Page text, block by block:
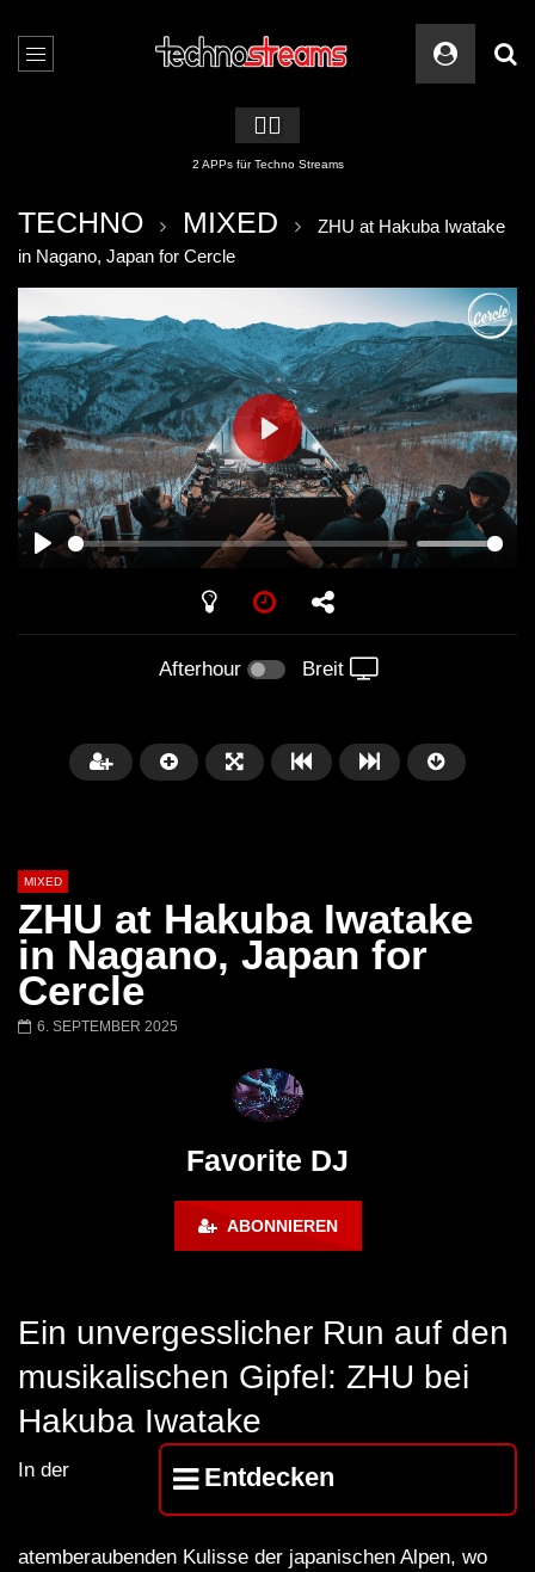
🏳️‍🌈
2 APPs für Techno Streams
TECHNO MIXED
ZHU at Hakuba Iwatake
in Nagano, Japan for Cercle
PLAY
Afterhour Breit
MIXED
ZHU at Hakuba Iwatake
in Nagano, Japan for
Cercle
6. SEPTEMBER 2025
Favorite DJ
ABONNIEREN
Ein unvergesslicher Run auf den
musikalischen Gipfel: ZHU bei
Hakuba Iwatake
Entdecken
In der
atemberaubenden Kulisse der japanischen Alpen, wo